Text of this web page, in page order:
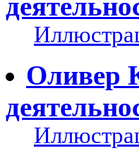
Оливер